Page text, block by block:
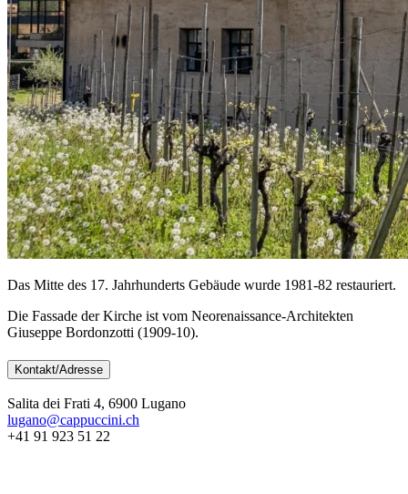
Das Mitte des 17. Jahrhunderts Gebäude wurde 1981-82 restauriert.
Die Fassade der Kirche ist vom Neorenaissance-Architekten
Giuseppe Bordonzotti (1909-10).
Kontakt/Adresse
Salita dei Frati 4, 6900 Lugano
lugano@cappuccini.ch
+41 91 923 51 22